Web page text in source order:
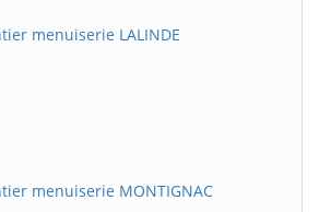
menuiserie LALINDE
menuiserie MONTIGNAC